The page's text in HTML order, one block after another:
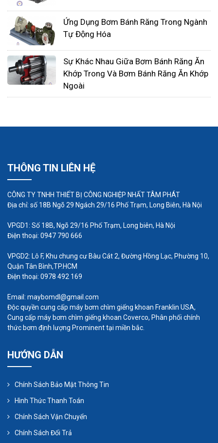
Hiệu suất: Hiệu suất là tỷ lệ giữa công suất
đầu ra của bơm và công suất đầu vào của
Tốc độ quay: Tốc độ quay là tốc độ quay của
vòng/phút.
Kích thước: Kích thước của bơm bao gồm
bộ phận khác.
Trọng lượng: Trọng lượng của bơm phụ thuộc
vào kích thước và vật liệu của bơm.
Ngoài ra, bơm thủy lực bánh răng còn có một vài
thông số khác cần quan tâm như: chất lỏng bơm,
Ứng Dụng Bơm Bánh Răng Trong Ngành
Tự Động Hóa
Sự Khác Nhau Giữa Bơm Bánh Răng Ăn
Khớp Trong Và Bơm Bánh Răng Ăn Khớp
Ngoài
THÔNG TIN LIÊN HỆ
CÔNG TY TNHH THIẾT BỊ CÔNG NGHIỆP NHẤT TÂM PHÁT
Địa chỉ: số 18B Ngõ 29 Ngách 29/16 Phố Trạm, Long Biên, Hà Nội
VPGD1: Số 18B, Ngõ 29/16 Phố Trạm, Long biên, Hà Nội
Điện thoại: 0947 790 666
VPGD2: Lô F, Khu chung cư Bàu Cát 2, Đường Hồng Lạc, Phường 10,
Quận Tân Bình,TP.HCM
Điện thoại: 0978 492 169
Email: maybomdl@gmail.com
Độc quyền cung cấp máy bơm chìm giếng khoan Franklin USA,
Cung cấp máy bơm chìm giếng khoan Coverco, Phân phối chính
thức bơm định lượng Prominent tại miền bắc.
HƯỚNG DẪN
Chính Sách Bảo Mật Thông Tin
Hình Thức Thanh Toán
Chính Sách Vận Chuyển
Chính Sách Đổi Trả